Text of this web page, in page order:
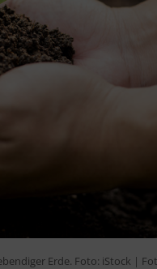
Erde. Foto: iStock |